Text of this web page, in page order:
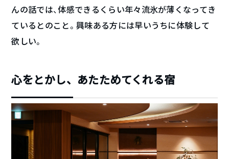
んの話では、体感できるくらい年々流氷が薄くなってき
ているとのこと。興味ある方には早いうちに体験して
欲しい。
心をとかし、あたためてくれる宿